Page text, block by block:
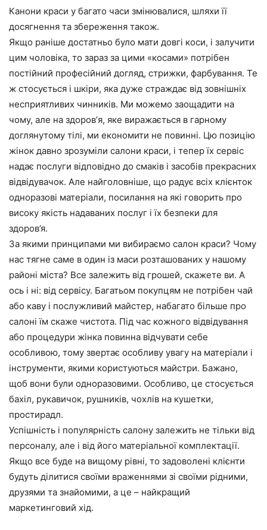
Канони краси у багато часи змінювалися, шляхи її
досягнення та збереження також.
Якщо раніше достатньо було мати довгі коси, і залучити
цим чоловіка, то зараз за цими «косами» потрібен
постійний професійний догляд, стрижки, фарбування. Те
ж стосується і шкіри, яка дуже страждає від зовнішніх
несприятливих чинників. Ми можемо заощадити на
чому, але на здоров’я, яке виражається в гарному
доглянутому тілі, ми економити не повинні. Цю позицію
жінок давно зрозуміли салони краси, і тепер їх сервіс
надає послуги відповідно до смаків і засобів прекрасних
відвідувачок. Але найголовніше, що радує всіх клієнток
одноразові матеріали, посилання на які говорить про
високу якість надаваних послуг і їх безпеки для
здоров’я.
За якими принципами ми вибираємо салон краси? Чому
нас тягне саме в один із маси розташованих у нашому
районі міста? Все залежить від грошей, скажете ви. А
ось і ні: від сервісу. Багатьом покупцям не потрібен чай
або каву і послужливий майстер, набагато більше про
салоні їм скаже чистота. Під час кожного відвідування
або процедури жінка повинна відчувати себе
особливою, тому звертає особливу увагу на матеріали і
інструменти, якими користуються майстри. Бажано,
щоб вони були одноразовими. Особливо, це стосується
бахіл, рукавичок, рушників, чохлів на кушетки,
простирадл.
Успішність і популярність салону залежить не тільки від
персоналу, але і від його матеріальної комплектації.
Якщо все буде на вищому рівні, то задоволені клієнти
будуть ділитися своїми враженнями зі своїми рідними,
друзями та знайомими, а це – найкращий
маркетинговий хід.